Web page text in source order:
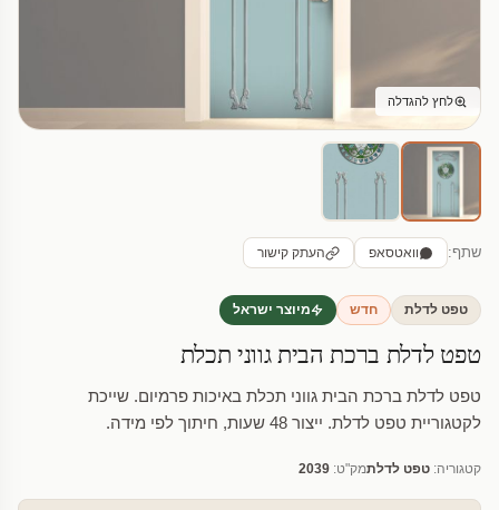
לחץ להגדלה
שתף: וואטסאפ העתק קישור
טפט לדלת חדש מיוצר ישראל
טפט לדלת ברכת הבית גווני תכלת
טפט לדלת ברכת הבית גווני תכלת באיכות פרמיום. שייכת
לקטגוריית טפט לדלת. ייצור 48 שעות, חיתוך לפי מידה.
קטגוריה: טפט לדלתמק"ט: 2039